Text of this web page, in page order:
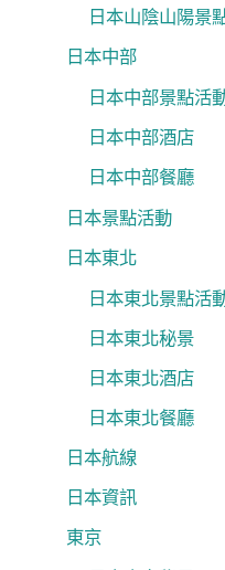
日本山陰山陽景
日本中部
日本中部景點活
日本中部酒店
日本中部餐廳
日本景點活動
日本東北
日本東北景點活
日本東北秘景
日本東北酒店
日本東北餐廳
日本航線
日本資訊
東京